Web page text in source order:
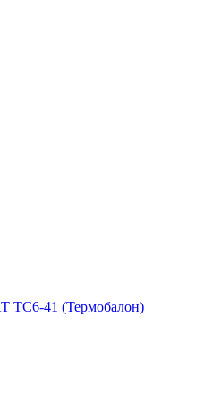
ТС6-41 (Термобалон)